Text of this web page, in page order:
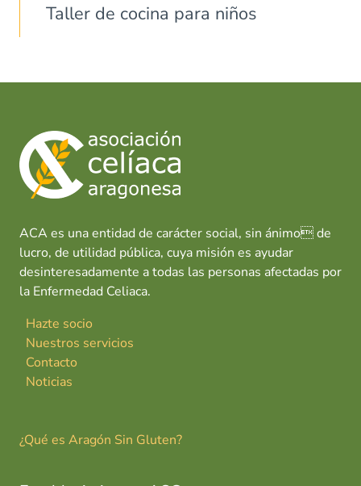
Taller de cocina para niños
ACA es una entidad de carácter social, sin ánimo de
lucro, de utilidad pública, cuya misión es ayudar
desinteresadamente a todas las personas afectadas por
la Enfermedad Celiaca.
Hazte socio
Nuestros servicios
Contacto
Noticias
¿Qué es Aragón Sin Gluten?